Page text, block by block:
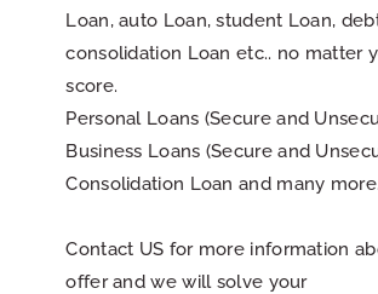
Loan, auto Loan, student Loan,
consolidation Loan etc.. no matter
score.
Personal Loans (Secure and
Business Loans (Secure and
Consolidation Loan and many more.
Contact US for more information
offer and we will solve your